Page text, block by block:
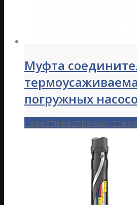
Муфта
погружных
Перейти на страницу